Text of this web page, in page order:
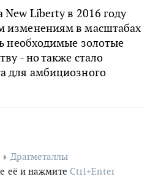
Liberty в 2016 году
изменениям в масштабах
необходимые золотые
- но также стало
для амбициозного
Драгметаллы
её и нажмите Ctrl+Enter